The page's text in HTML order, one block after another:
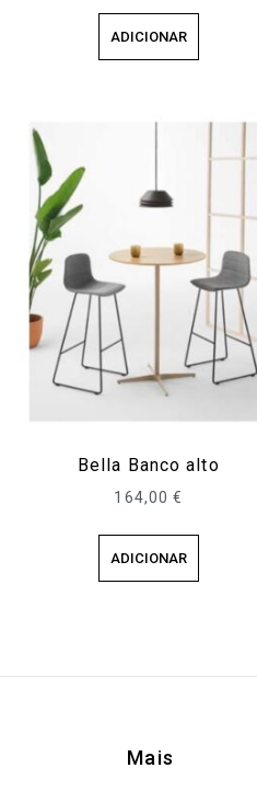
ADICIONAR
Bella Banco alto
164,00€
ADICIONAR
Mais